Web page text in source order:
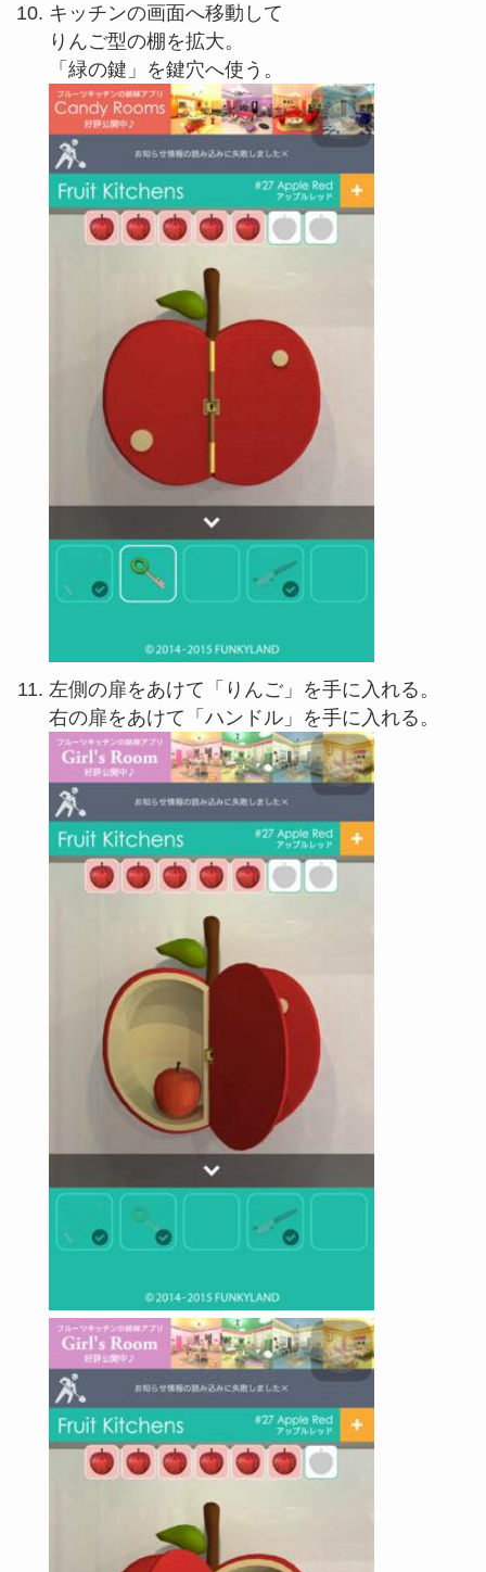
キッチンの画面へ移動して
りんご型の棚を拡大。
「緑の鍵」を鍵穴へ使う。
左側の扉をあけて「りんご」を手に入れる。
右の扉をあけて「ハンドル」を手に入れる。